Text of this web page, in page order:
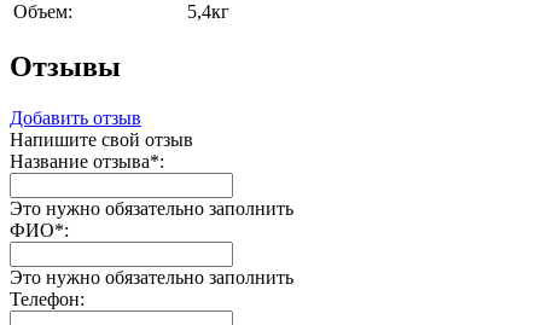
Объем:
5,4кг
Отзывы
Добавить отзыв
Напишите свой отзыв
Название отзыва*:
Это нужно обязательно заполнить
ФИО*:
Это нужно обязательно заполнить
Телефон: